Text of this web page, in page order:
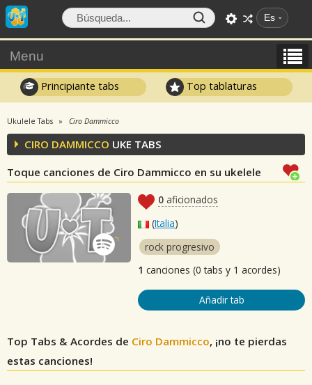
Es
Menu
Principiante tabs Top tablaturas
Ukulele Tabs Ciro Dammicco
CIRO DAMMICCO UKE TABS
Toque canciones de Ciro Dammicco en su ukelele
0 aficionados
(Italia)
rock progresivo
1 canciones (0 tabs y 1 acordes)
Añadir tab
Top Tabs & Acordes de Ciro Dammicco, ¡no te pierdas
estas canciones!